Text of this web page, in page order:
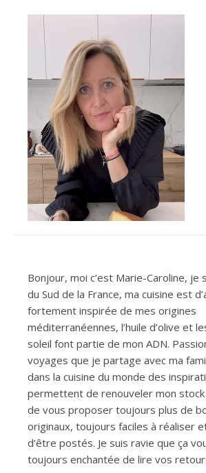
Bonjour, moi c’est Marie-Caroline, je
du Sud de la France, ma cuisine est
fortement inspirée de mes origines
méditerranéennes, l’huile d’olive et
soleil font partie de mon ADN.
voyages que je partage avec ma
dans la cuisine du monde des
permettent de renouveler mon
de vous proposer toujours plus de
originaux, toujours faciles à réaliser
d’être postés. Je suis ravie que ça
toujours enchantée de lire vos